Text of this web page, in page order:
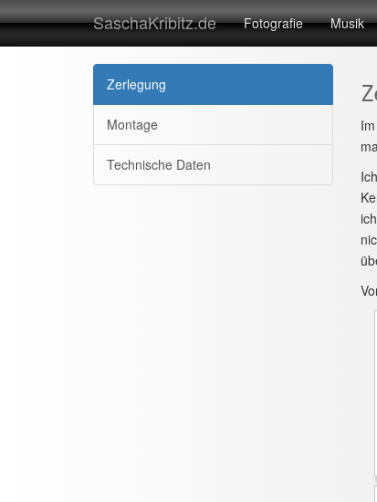
SaschaKribitz.de Fotografie Musik
Zerlegung
Montage
Technische Daten